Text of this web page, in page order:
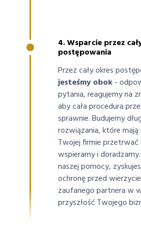
4. Wsparcie przez
postępowania
Przez cały okres
jesteśmy obok-
pytania, reagujemy na
aby cała procedura
sprawnie. Budujemy
rozwiązania, które
Twojej firmie przetrwać
wspieramy i
naszej pomocy,
ochronę przed
zaufanego partnera w
przyszłość Twojego